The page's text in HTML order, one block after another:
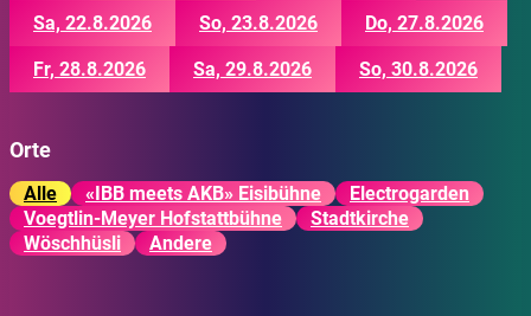
Sa, 22.8.2026 So, 23.8.2026 Do, 27.8.2026
Fr, 28.8.2026 Sa, 29.8.2026 So, 30.8.2026
Orte
Alle «IBB meets AKB» Eisibühne
Electrogarden
Voegtlin-Meyer Hofstattbühne
Stadtkirche
Wöschhüsli
Andere